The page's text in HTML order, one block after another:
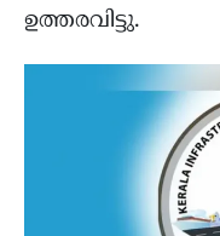
ഉത്തരവിട്ടു.